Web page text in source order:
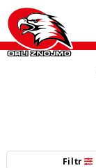
Filtr